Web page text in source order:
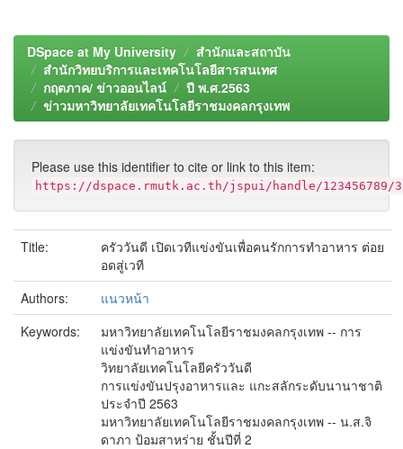
DSpace at My University
สำนักและสถาบัน
สำนักวิทยบริการและเทคโนโลยีสารสนเทศ
กฤตภาค/ ข่าวออนไลน์
ปี พ.ศ.2563
ข่าวมหาวิทยาลัยเทคโนโลยีราชมงคลกรุงเทพ
Please use this identifier to cite or link to this item:
https://dspace.rmutk.ac.th/jspui/handle/123456789/
Title:
ครัววันดี เปิดเวทีแข่งขันเพื่อคนรักการทำอาหาร ต่อย
อดสู่เวที
Authors:
แนวหน้า
Keywords:
มหาวิทยาลัยเทคโนโลยีราชมงคลกรุงเทพ -- การ
แข่งขันทำอาหาร
วิทยาลัยเทคโนโลยีครัววันดี
การแข่งขันปรุงอาหารและ แกะสลักระดับนานาชาติ
ประจำปี 2563
มหาวิทยาลัยเทคโนโลยีราชมงคลกรุงเทพ -- น.ส.จิ
ดาภา ป้อมสาหร่าย ชั้นปีที่ 2